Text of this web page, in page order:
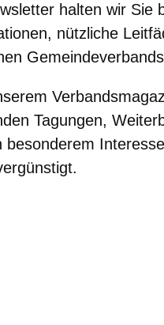
halten wir
nützliche
Tagungen,